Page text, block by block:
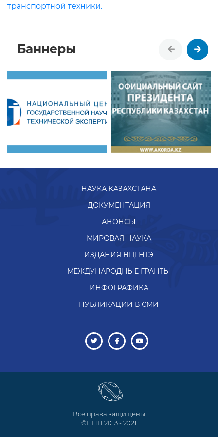
транспортной техники.
Баннеры
НАУКА КАЗАХСТАНА
ДОКУМЕНТАЦИЯ
АНОНСЫ
МИРОВАЯ НАУКА
ИЗДАНИЯ НЦГНТЭ
МЕЖДУНАРОДНЫЕ ГРАНТЫ
ИНФОГРАФИКА
ПУБЛИКАЦИИ В СМИ
Все права защищены
©ННП 2013 - 2021